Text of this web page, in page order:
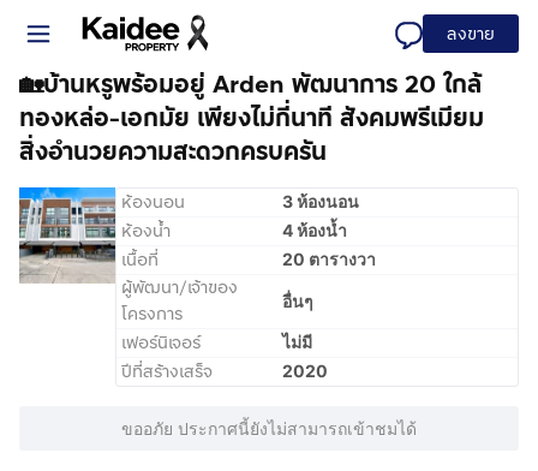
ลงขาย
🏡บ้านหรูพร้อมอยู่ Arden พัฒนาการ 20 ใกล้
ทองหล่อ-เอกมัย เพียงไม่กี่นาที สังคมพรีเมียม
สิ่งอำนวยความสะดวกครบครัน
ห้องนอน 3 ห้องนอน
ห้องน้ำ 4 ห้องน้ำ
เนื้อที่ 20 ตารางวา
ผู้พัฒนา/เจ้าของ
โครงการ
อื่นๆ
เฟอร์นิเจอร์ ไม่มี
ปีที่สร้างเสร็จ 2020
ขออภัย ประกาศนี้ยังไม่สามารถเข้าชมได้